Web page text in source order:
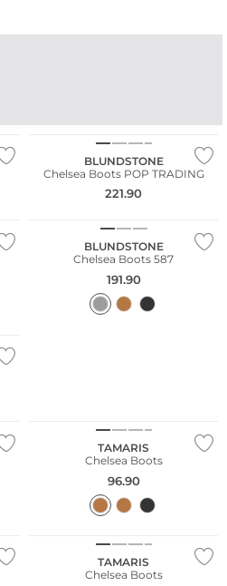
BLUNDSTONE
Chelsea Boots POP TRADING
221.90
BLUNDSTONE
Chelsea Boots 587
191.90
TAMARIS
Chelsea Boots
96.90
TAMARIS
Chelsea Boots